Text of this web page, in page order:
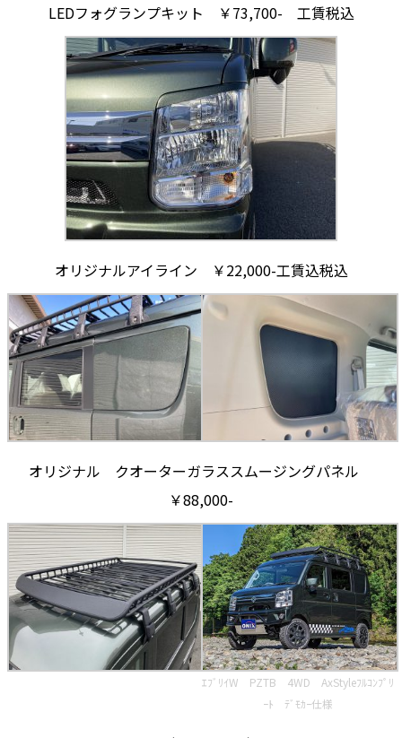
LEDフォグランプキット ￥73,700- 工賃税込
オリジナルアイライン ￥22,000-工賃込税込
オリジナル クオーターガラススムージングパネル
￥88,000-
ｴﾌﾞﾘｲW PZTB 4WD AxStyleﾌﾙｺﾝﾌﾟﾘ
ｰﾄ ﾃﾞﾓｶｰ仕様